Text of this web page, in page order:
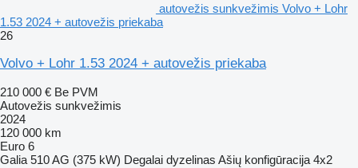
autovežis sunkvežimis Volvo + Lohr
1.53 2024 + autovežis priekaba
26
Volvo + Lohr 1.53 2024 + autovežis priekaba
210 000 € Be PVM
Autovežis sunkvežimis
2024
120 000 km
Euro 6
Galia 510 AG (375 kW) Degalai dyzelinas Ašių konfigūracija 4x2